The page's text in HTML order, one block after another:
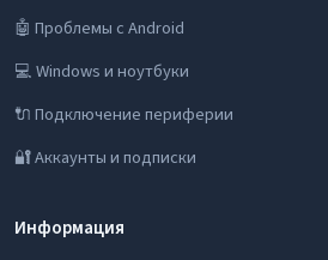
🤖 Проблемы с Android
💻 Windows и ноутбуки
🔌 Подключение периферии
🔐 Аккаунты и подписки
Информация